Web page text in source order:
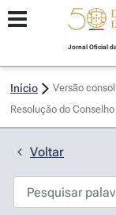
Jornal Oficial
Início
Versão
Resolução do
Voltar